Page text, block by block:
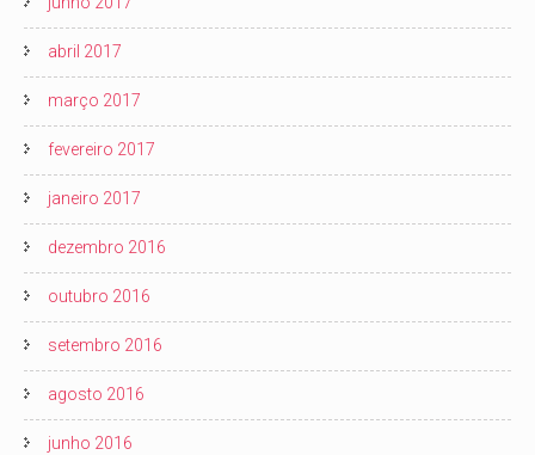
abril 2017
março 2017
fevereiro 2017
janeiro 2017
dezembro 2016
outubro 2016
setembro 2016
agosto 2016
junho 2016